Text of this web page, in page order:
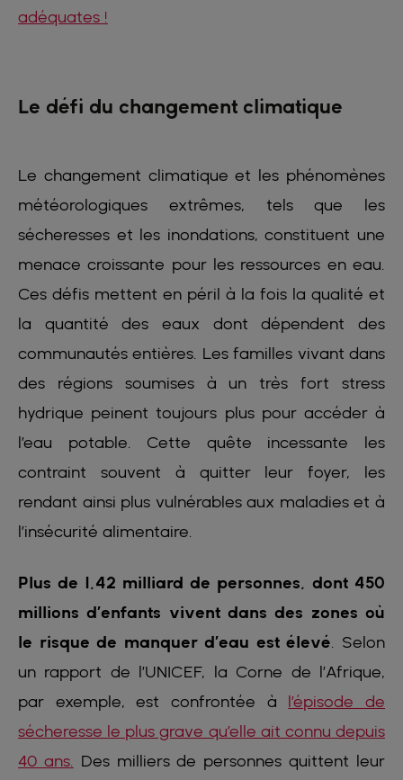
adéquates !
Le défi du changement climatique
Le changement climatique et les phénomènes
météorologiques extrêmes, tels que les
sécheresses et les inondations, constituent une
menace croissante pour les ressources en eau.
Ces défis mettent en péril à la fois la qualité et
la quantité des eaux dont dépendent des
communautés entières. Les familles vivant dans
des régions soumises à un très fort stress
hydrique peinent toujours plus pour accéder à
l’eau potable. Cette quête incessante les
contraint souvent à quitter leur foyer, les
rendant ainsi plus vulnérables aux maladies et à
l’insécurité alimentaire.
Plus de 1,42 milliard de personnes, dont 450
millions d’enfants vivent dans des zones où
le risque de manquer d’eau est élevé. Selon
un rapport de l’UNICEF, la Corne de l’Afrique,
par exemple, est confrontée à l’épisode de
sécheresse le plus grave qu’elle ait connu depuis
40 ans. Des milliers de personnes quittent leur